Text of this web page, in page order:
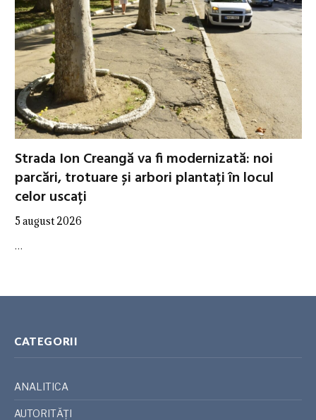
Strada Ion Creangă va fi modernizată: noi
parcări, trotuare și arbori plantați în locul
celor uscați
5 august 2026
…
CATEGORII
ANALITICA
AUTORITĂȚI